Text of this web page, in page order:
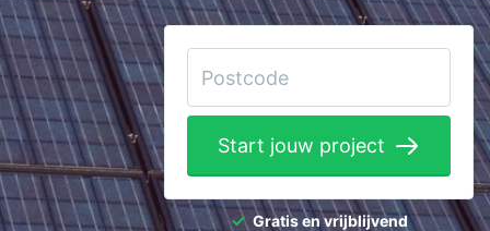
Dakwerken
Elektricien
Gevelwerken
Glas
Hekwerken
Start jouw project
Gratis en vrijblijvend